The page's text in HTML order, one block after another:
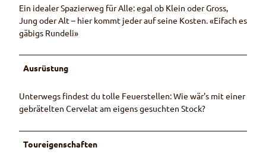
Ein idealer Spazierweg für Alle: egal ob Klein oder Gross,
Jung oder Alt – hier kommt jeder auf seine Kosten. «Eifach es
gäbigs Rundeli»
Ausrüstung
Unterwegs findest du tolle Feuerstellen: Wie wär's mit einer
gebrätelten Cervelat am eigens gesuchten Stock?
Toureigenschaften